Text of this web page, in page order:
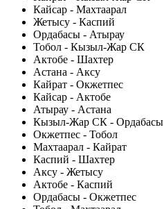
Кайсар - Махтаарал
Жетысу - Каспий
Ордабасы - Атырау
Тобол - Кызыл-Жар СК
Актобе - Шахтер
Астана - Аксу
Кайрат - Окжетпес
Кайсар - Актобе
Атырау - Астана
Кызыл-Жар СК - Ордабасы
Окжетпес - Тобол
Махтаарал - Кайрат
Каспий - Шахтер
Аксу - Жетысу
Актобе - Каспий
Ордабасы - Окжетпес